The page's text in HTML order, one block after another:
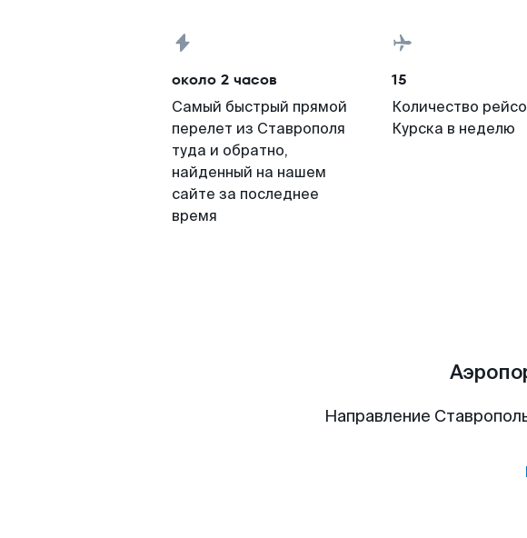
около 2 часов
Самый быстрый прямой
перелет из Ставрополя
туда и обратно,
найденный на нашем
сайте за последнее
время
15
Количество
Курска в неделю
Направление